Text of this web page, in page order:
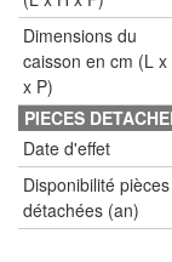
Dimensions du
caisson en cm (L x
x P)
PIECES
Date d'effet
Disponibilité pièces
détachées (an)